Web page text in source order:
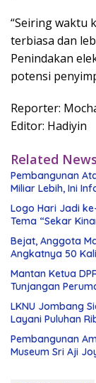
“Seiring waktu
terbiasa dan
Penindakan
potensi
Reporter:
Editor: Hadiyin
Related News
Pembangunan
Miliar Lebih, Ini
Logo Hari Jadi
Tema “Sekar
Bejat, Anggota
Angkatnya 50
Mantan Ketua
Tunjangan
LKNU Jombang
Layani Puluhan
Pembangunan
Museum Sri Aji